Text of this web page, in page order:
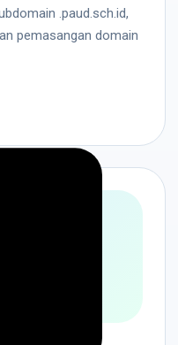
.paud.sch.id,
pemasangan domain